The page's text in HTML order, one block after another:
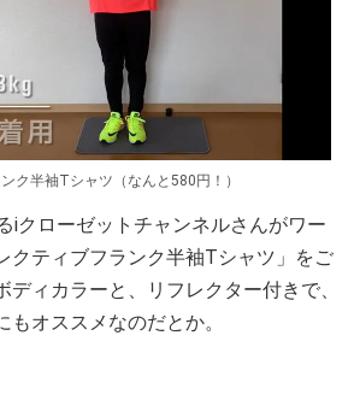
ク半袖Tシャツ（なんと580円！）
iクローゼットチャンネルさんがワー
クティブフランク半袖Tシャツ」をご
ディカラーと、リフレクター付きで、
オススメなのだとか。